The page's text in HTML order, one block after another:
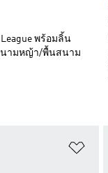
พร้อมลิ้น
นามหญ้า/พื้นสนาม